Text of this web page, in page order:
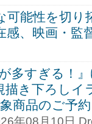
可能性を切
、映画・監
多すぎる！
描き下ろしイ
商品のご予
年08月10日